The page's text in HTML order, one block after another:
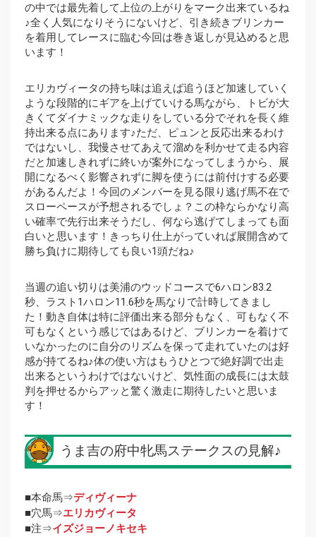
の中では最先着して上位の上がりをマーク出来ているね
♪全く人気になりそうにないけど、引き続きブリンカー
を着用してレースに臨む今回は巻き返しが見込めると思
います！
エリカヴィータの持ち味は追えば追うほど加速していく
ような段階的にギアを上げていける馬ながら、トビが大
きくてダイナミックな走りをしている分でそれを長く維
持出来る点にあります♪ただ、ピュンと反応出来るわけ
ではないし、我慢させてあえて溜めを利かせて走る内容
だと加速しきれずに終いが案外になってしまうから、展
開になるべく影響されずに脚を使うには前付けする必要
があるんだよ！今回のメンバーを見る限り逃げ馬不在で
スローペースが予想されるでしょ？この枠ならかなり高
い確率で先行出来そうだし、何なら逃げてしまっても面
白いと思います！きっちり仕上がっていれば展開含めて
勝ち負けに期待しても良い1頭だね♪
当週の追い切りは美浦のウッドコースで6ハロン83.2
秒、ラスト1ハロン11.6秒を馬なりで計時してきまし
た！動き自体は特に評価出来る部分もなく、可もなく不
可もなくという感じではあるけど、ブリンカーを着けて
いなかったのに自分のリズムを保って走れていたのは好
感が持てるね♪体の使い方はもうひとつで絶好調で出走
出来るというわけではないけど、気性面の成長には太鼓
判を押せるからアッと驚く激走に期待したいと思いま
す！
うま吉の府中牝馬ステークスの見解♪
■本命馬⇒ディヴィーナ
■穴馬⇒エリカヴィータ
■注⇒イズジョーノキセキ